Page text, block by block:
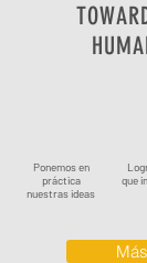
Ponemos en
práctica
nuestras ideas
que